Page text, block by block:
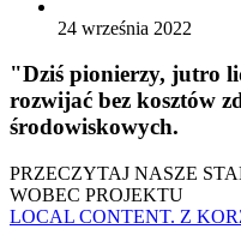
24 września 2022
"Dziś pionierzy, jutro
rozwijać bez kosztów
środowiskowych.
PRZECZYTAJ NASZE
WOBEC PROJEKTU
LOCAL CONTENT. Z